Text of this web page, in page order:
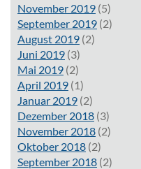
November 2019 (5)
September 2019 (2)
August 2019 (2)
Juni 2019 (3)
Mai 2019 (2)
April 2019 (1)
Januar 2019 (2)
Dezember 2018 (3)
November 2018 (2)
Oktober 2018 (2)
September 2018 (2)